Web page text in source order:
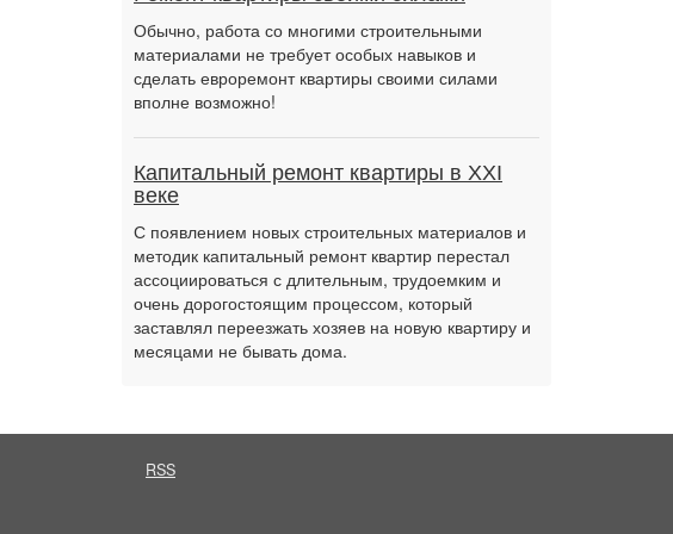
Обычно, работа со многими строительными
материалами не требует особых навыков и
сделать евроремонт квартиры своими силами
вполне возможно!
Капитальный ремонт квартиры в XXI
веке
С появлением новых строительных материалов и
методик капитальный ремонт квартир перестал
ассоциироваться с длительным, трудоемким и
очень дорогостоящим процессом, который
заставлял переезжать хозяев на новую квартиру и
месяцами не бывать дома.
RSS